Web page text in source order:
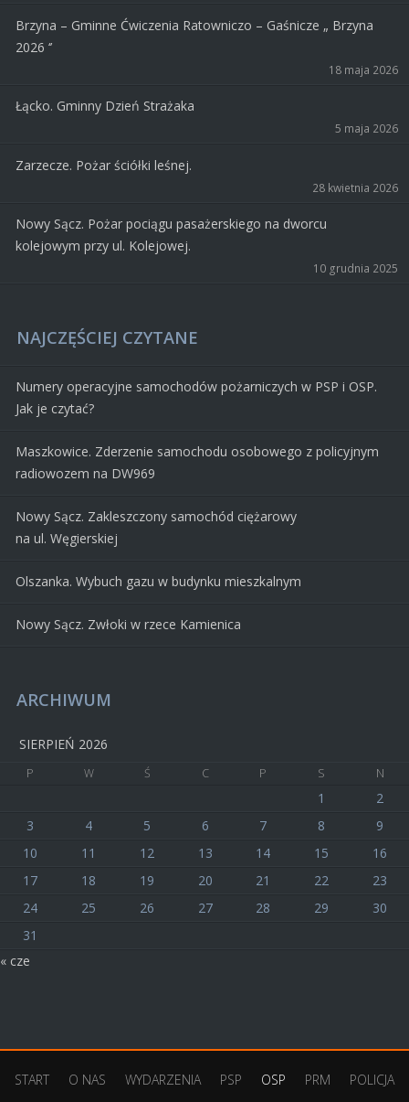
Brzyna – Gminne Ćwiczenia Ratowniczo – Gaśnicze „ Brzyna
2026 ‘’
18 maja 2026
Łącko. Gminny Dzień Strażaka
5 maja 2026
Zarzecze. Pożar ściółki leśnej.
28 kwietnia 2026
Nowy Sącz. Pożar pociągu pasażerskiego na dworcu
kolejowym przy ul. Kolejowej.
10 grudnia 2025
NAJCZĘŚCIEJ CZYTANE
Numery operacyjne samochodów pożarniczych w PSP i OSP.
Jak je czytać?
Maszkowice. Zderzenie samochodu osobowego z policyjnym
radiowozem na DW969
Nowy Sącz. Zakleszczony samochód ciężarowy
na ul. Węgierskiej
Olszanka. Wybuch gazu w budynku mieszkalnym
Nowy Sącz. Zwłoki w rzece Kamienica
ARCHIWUM
SIERPIEŃ 2026
P W Ś C P S N
1
2
3
4 5 6 7 8
9
10
11 12 13 14 15
16
17
18 19 20 21 22
23
24
25 26 27 28 29
30
31
« cze
START O NAS WYDARZENIA PSP OSP PRM POLICJA